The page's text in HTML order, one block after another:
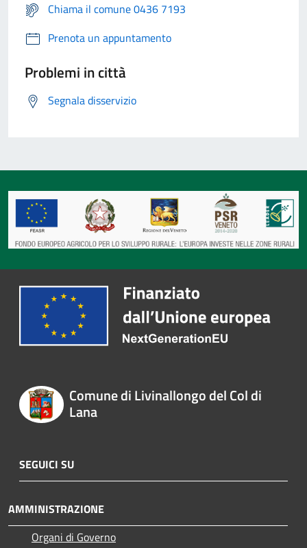
Chiama il comune 0436 7193
Prenota un appuntamento
Problemi in città
Segnala disservizio
Comune di Livinallongo del Col di
Lana
SEGUICI SU
AMMINISTRAZIONE
Organi di Governo